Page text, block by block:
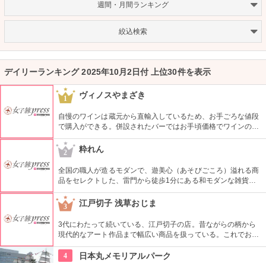
週間・月間ランキング
絞込検索
デイリーランキング 2025年10月2日付 上位30件を表示
1 ヴィノスやまざき
自慢のワインは蔵元から直輸入しているため、お手ごろな値段
で購入ができる。併設されたバーではお手頃価格でワインのテ
イスティングができる。
2
粋れん
全国の職人が造るモダンで、遊美心（あそびごころ）溢れる商
品をセレクトした、雷門から徒歩1分にある和モダンな雑貨
屋。都内でも、このお店しか置いていない商品が半数以上を占
めるので、粋な雑貨を探すのが楽しくなりそう。
3 江戸切子 浅草おじま
3代にわたって続いている、江戸切子の店。昔ながらの柄から
現代的なアート作品まで幅広い商品を扱っている。これでお酒
を飲めば江戸気分を楽しめそう。また、海外・国内のお土産、
引き出物などにも最適。特注品も承っている。
4 日本丸メモリアルパーク